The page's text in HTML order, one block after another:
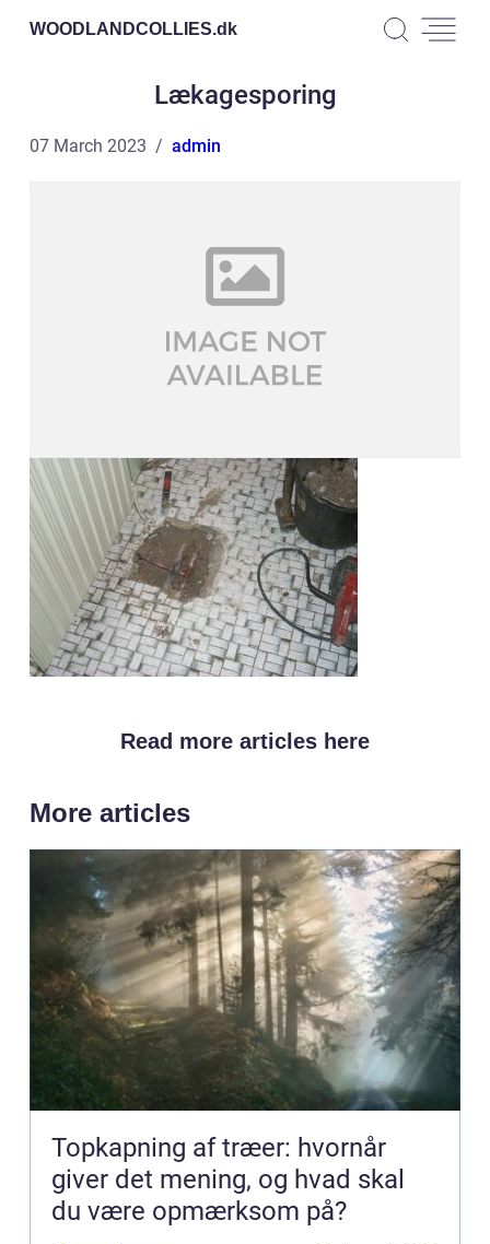
WOODLANDCOLLIES.dk
Lækagesporing
07 March 2023 admin
Read more articles here
More articles
Topkapning af træer: hvornår
giver det mening, og hvad skal
du være opmærksom på?